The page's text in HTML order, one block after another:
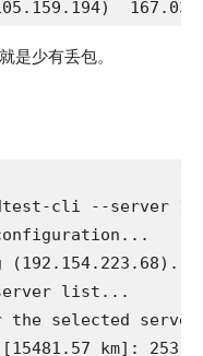
是少有丢包。
cli --server
server list...
the selected
km]: